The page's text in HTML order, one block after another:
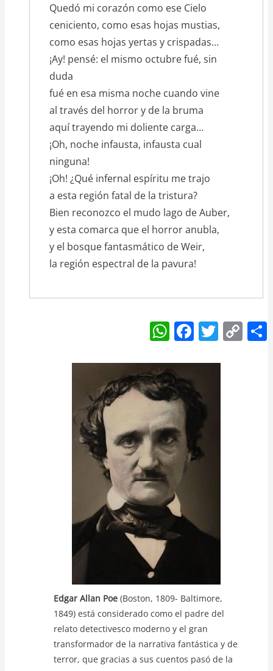
Quedó mi corazón como ese Cielo
ceniciento, como esas hojas mustias,
como esas hojas yertas y crispadas…
¡Ay! pensé: el mismo octubre fué, sin
duda
fué en esa misma noche cuando vine
al través del horror y de la bruma
aquí trayendo mi doliente carga…
¡Oh, noche infausta, infausta cual
ninguna!
¡Oh! ¿Qué infernal espíritu me trajo
a esta región fatal de la tristura?
Bien reconozco el mudo lago de Auber,
y esta comarca que el horror anubla,
y el bosque fantasmático de Weir,
la región espectral de la pavura!
W
h
at
s
A
p
p
F
a
c
e
b
o
o
k
T
w
itt
C
o
Edgar Allan Poe (Boston, 1809- Baltimore,
1849) está considerado como el padre del
relato detectivesco moderno y el gran
transformador de la narrativa fantástica y de
terror, que gracias a sus cuentos pasó de la